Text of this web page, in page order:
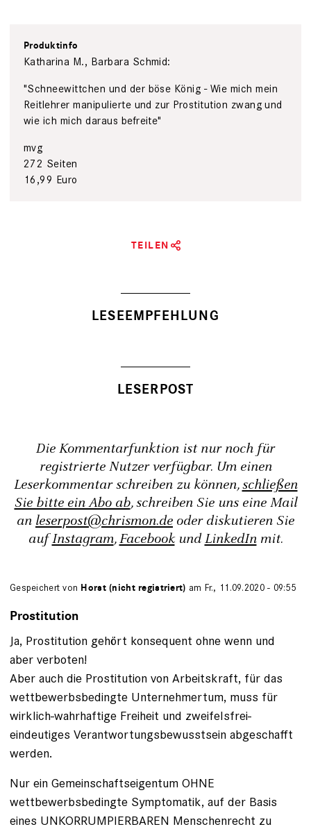
Produktinfo
Katharina M., Barbara Schmid:
"Schneewittchen und der böse König - Wie mich mein
Reitlehrer manipulierte und zur Prostitution zwang und
wie ich mich daraus befreite"
mvg
272 Seiten
16,99 Euro
TEILEN
LESEEMPFEHLUNG
Die Kommentarfunktion ist nur noch für
registrierte Nutzer verfügbar. Um einen
Leserkommentar schreiben zu können,schließen
Sie bitte ein Abo ab, schreiben Sie uns eine Mail
an leserpost@chrismon.de oder diskutieren Sie
aufInstagram,FacebookundLinkedInmit.
Gespeichert von Horst (nicht registriert) am Fr., 11.09.2020 - 09:55
Prostitution
Ja, Prostitution gehört konsequent ohne wenn und
aber verboten!
Aber auch die Prostitution von Arbeitskraft, für das
wettbewerbsbedingte Unternehmertum, muss für
wirklich-wahrhaftige Freiheit und zweifelsfrei-
eindeutiges Verantwortungsbewusstsein abgeschafft
werden.
Nur ein Gemeinschaftseigentum OHNE
wettbewerbsbedingte Symptomatik, auf der Basis
eines UNKORRUMPIERBAREN Menschenrecht zu